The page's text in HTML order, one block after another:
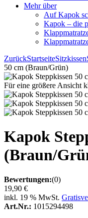
Mehr über
Auf Kapok
Kapok – die
ZurückStartseiteSitzkissen
50 cm (Braun/Grün)
Für eine größere Ansicht
Kapok
(Braun/
Bewertungen:(0)
19,90 €
inkl. 19 % MwSt.
Art.Nr.: 1015294498